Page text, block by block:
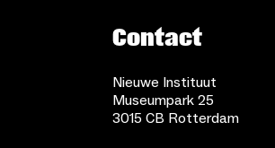
Contact
Nieuwe Instituut
Museumpark 25
3015 CB Rotterdam